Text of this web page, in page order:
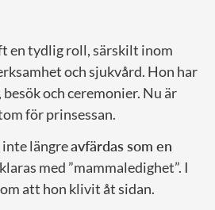
en tydlig roll, särskilt inom
och sjukvård. Hon har
och ceremonier. Nu är
för prinsessan.
längreavfärdas som en
med ”mammaledighet”. I
att hon klivit åt sidan.